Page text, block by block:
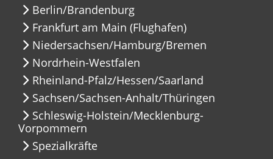
Berlin/Brandenburg
Frankfurt am Main (Flughafen)
Niedersachsen/Hamburg/Bremen
Nordrhein-Westfalen
Rheinland-Pfalz/Hessen/Saarland
Sachsen/Sachsen-Anhalt/Thüringen
Schleswig-Holstein/Mecklenburg-
Vorpommern
Spezialkräfte